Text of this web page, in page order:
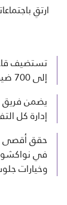
ارتقِ
تستضيف
إلى 700 ضيف، مما يجعلها مثالية للفعاليات الكبيرة.
يضمن فريق
إدارة كل
حقق أقصى
في
وخيارات